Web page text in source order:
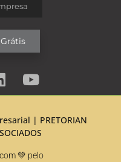
| PRETORIAN
💚 pelo